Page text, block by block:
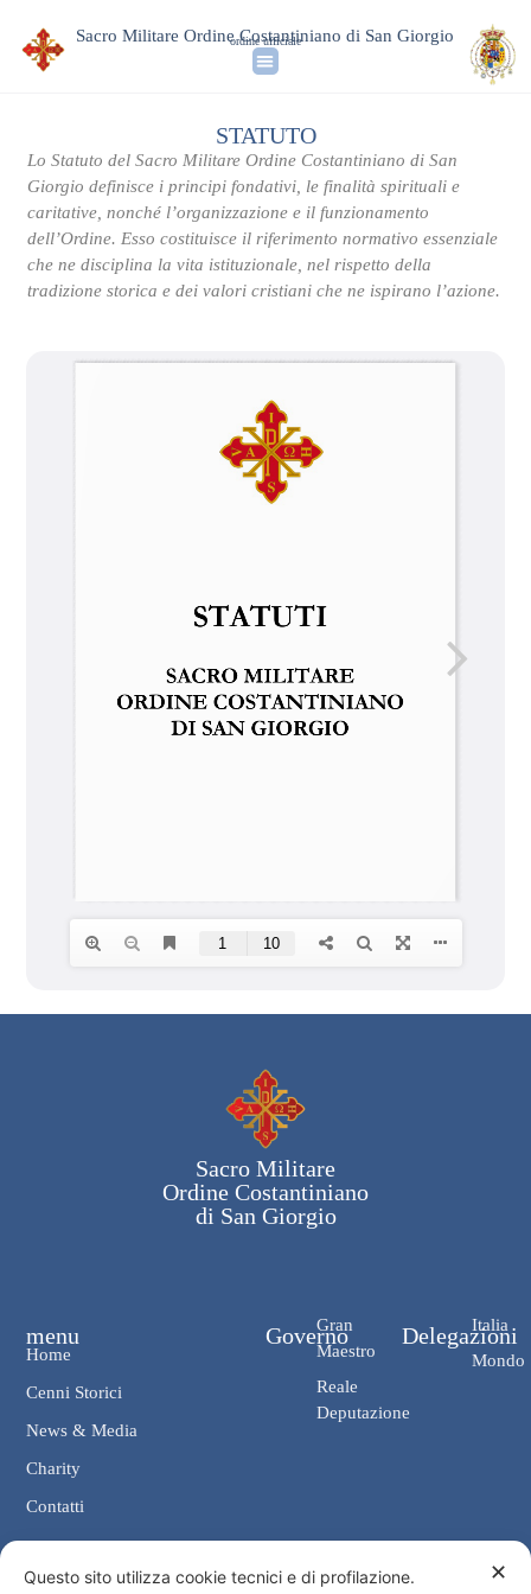
Sacro Militare Ordine Costantiniano di San Giorgio
ordine ufficiale
STATUTO
Lo Statuto del Sacro Militare Ordine Costantiniano di San
Giorgio definisce i principi fondativi, le finalità spirituali e
caritative, nonché l’organizzazione e il funzionamento
dell’Ordine. Esso costituisce il riferimento normativo essenziale
che ne disciplina la vita istituzionale, nel rispetto della
tradizione storica e dei valori cristiani che ne ispirano l’azione.
Sacro Militare
Ordine Costantiniano
di San Giorgio
Governo
Gran
Maestro
Reale
Deputazione
Delegazioni
Italia
Mondo
menu
Home
Cenni Storici
News & Media
Charity
Contatti
Contatti ✕
Questo sito utilizza cookie tecnici e di profilazione.